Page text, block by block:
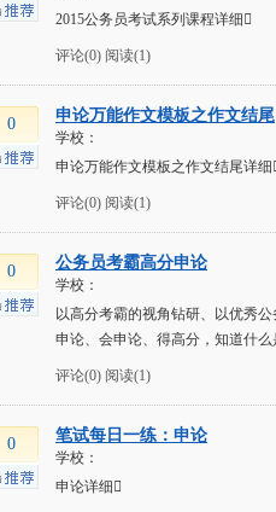
2015公务员考试系列课程详细
评论(0) 阅读(1)
0 申论万能作文模板之作文结尾
学校：
申论万能作文模板之作文结尾详细
评论(0) 阅读(1)
0 公务员考霸高分申论
学校：
以高分考霸的视角钻研、以优秀
申论、会申论、得高分，知道什
评论(0) 阅读(1)
0 笔试每日一练：申论
学校：
申论详细